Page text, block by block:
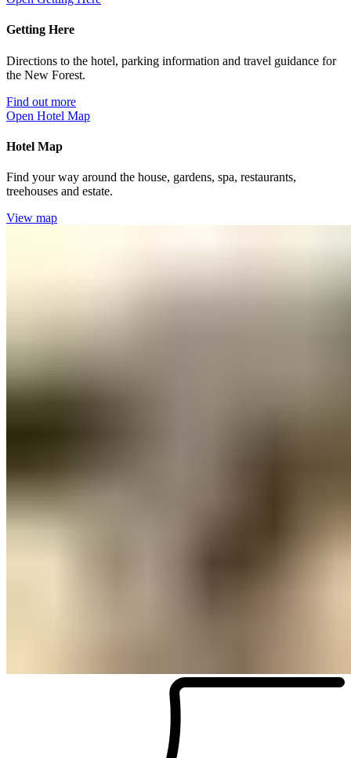
Getting Here​​​​‌ ‍ ​‍​‍‌‍ ‌ ​‍‌‍‍‌‌‍‌ ‌‍‍‌‌‍ ‍​‍​‍​ ‍‍​‍​‍‌ ​ ‌‍​‌‌‍ ‍‌‍‍‌‌ ‌​‌ ‍‌​‍ ‍‌‍‍‌‌‍ ​‍​‍​‍ ​​‍​‍‌‍‍​‌ ​‍‌‍‌‌‌‍‌‍​‍​‍​ ‍‍​‍​‍‌‍‍​‌ ‌​‌ ‌​‌ ​​‌ ​ ​ ‍‍​‍ ​‍ ‌‍ ​​‍ ‌‌‍​‌‌‍ ‍‌‍‌​​‍ ‌‌ ​‍​‍ ‌‌‍‍​‌‍ ‌ ‌​‌‍‌‌‌‍ ​‌ ​ ​‍ ‌‌ ​ ‌ ‌​‌ ‌‌‌‍‌​‌‍‍‌‌‍ ​‍ ‍‌ ‌‍‌‍‌‌‌ ​‍‌‍​ ‌‍‌‌‌‍ ​​‍ ‍‌‍​‌‌ ​​‌ ​​​‍ ‌‍‍‌‌‍ ‍‌ ‌​‌‍‌‌‌‍ ‍‌ ‌​​‍ ‌‍‌‌‌‍‌​‌‍‍‌‌ ‌​​‍ ‌‍ ‌‌‍ ‌‍‌​‌‍‌‌​ ‌‌ ​​‌ ​‍‌‍‌‌‌ ​ ‌‍‌‌‌‍ ‍‌ ‌​‌‍​‌‌ ‌​‌‍‍‌‌‍ ‌‍ ‍​ ‍ ‌‍‍‌‌‍‌​​ ‌​ ‌‌​ ‌ ​ ‌​​ ‍‌‌‍​ ‌‍‌‌‌‍​‍​ ‌ ​‍ ‌​ ​​​ ‍‌‌‍‌‍‌‍​ ​‍ ‌​ ‌​​ ​‍​ ‌‌​ ‌​​‍ ‌‌‍​‌​ ‌​​ ​ ​ ​‍​‍ ‌​ ‌​​ ​​​ ‌‌​ ‌‍‌‍​ ​ ‌ ​ ‌‌​ ‌ ‌‍​‌​ ‌‌‌‍​‌​ ‌ ​ ‍ ‌ ‌​‌ ‍‌‌ ​​‌‍‌‌​ ‌‌‍‍​‌‍ ‌ ‌​‌‍‌‌‌‍ ​‌‌​ ‌‍‍‌‌ ‌​‌‍‌‌‌‌​​‌‍​‌‌‍‌ ‌‍‌‌​ ‍ ‌ ​​‌‍​‌‌ ‌​‌‍‍​​ ‌‌ ​​‌‍​‌‌‍‌ ‌‍‌‌‌​​‍‌ ‌‌‌‍‍‌‌‍ ​‌‍‌​‌‍‌‌‌ ​‍​‍‌‌​ ‌‌‌​​‍‌‌ ‌‍‍ ‌‍‌‌‌ ‍‌​‍‌‌​ ​ ‌​‌​​‍‌‌​ ​ ‌​‌​​‍‌‌​ ​‍​ ​‍‌‍‌​‌‍‌‌​ ​​​ ​ ​ ​​‌‍‌‍‌‍​‌​ ​​‌‍​‍‌‍​‌‌‍​‍‌‍​‍​‍‌‌​ ​‍​ ​‍​‍‌‌​ ‌‌‌​‌​​‍ ‍‌‍​ ‌‍ ‌‍ ‍‌ ‌​‌‍‌‌‌‍ ‍‌ ‌​​‍‌‌​ ‌‌‌​​‍‌‌ ‌‍‍ ‌‍‌‌‌ ‍‌​‍‌‌​ ​ ‌​‌​​‍‌‌​ ​ ‌​‌​​‍‌‌​ ​‍​ ​‍​ ‍​‌‍‌‌‌‍‌​​ ‌‌​ ​​​ ‌‍‌‍‌​​ ​ ​ ​‍‌‍​ ​ ​​‌‍‌‍​‍‌‌​ ​‍​ ​‍​‍‌‌​ ‌‌‌​‌​​‍ ‍‌ ‌​‌‍‍‌‌ ‌​‌‍ ​‌‍‌‌​ ‌‍​‍‌‍​‌‌ ​ ‌‍‌‌‌‌‌‌‌ ​‍‌‍ ​​ ‌‌‍‍​‌ ‌​‌ ‌​‌ ​​‌ ​ ​‍‌‌​ ​ ‌​​‌​‍‌‌​ ​‍‌​‌‍​‍‌‌​ ​‍‌​‌‍‌‍ ​​‍ ‌‌‍​‌‌‍ ‍‌‍‌​​‍ ‌‌ ​‍​‍ ‌‌‍‍​‌‍ ‌ ‌​‌‍‌‌‌‍ ​‌ ​ ​‍ ‌‌ ​ ‌ ‌​‌ ‌‌‌‍‌​‌‍‍‌‌‍ ​‍ ‍‌ ‌‍‌‍‌‌‌ ​‍‌‍​ ‌‍‌‌‌‍ ​​‍ ‍‌‍​‌‌ ​​‌ ​​​‍‌‍‌‍‍‌‌‍‌​​ ‌​ ‌‌​ ‌ ​ ‌​​ ‍‌‌‍​ ‌‍‌‌‌‍​‍​ ‌ ​‍ ‌​ ​​​ ‍‌‌‍‌‍‌‍​ ​‍ ‌​ ‌​​ ​‍​ ‌‌​ ‌​​‍ ‌‌‍​‌​ ‌​​ ​ ​ ​‍​‍ ‌​ ‌​​ ​​​ ‌‌​ ‌‍‌‍​ ​ ‌ ​ ‌‌​ ‌ ‌‍​‌​ ‌‌‌‍​‌​ ‌ ​‍‌‍‌ ‌​‌ ‍‌‌ ​​‌‍‌‌​ ‌‌‍‍​‌‍ ‌ ‌​‌‍‌‌‌‍ ​‌‌​ ‌‍‍‌‌ ‌​‌‍‌‌‌‌​​‌‍​‌‌‍‌ ‌‍‌‌​‍‌‍‌ ​​‌‍​‌‌ ‌​‌‍‍​​ ‌‌ ​​‌‍​‌‌‍‌ ‌‍‌‌‌​​‍‌ ‌‌‌‍‍‌‌‍ ​‌‍‌​‌‍‌‌‌ ​‍​‍‌‌​ ‌‌‌​​‍‌‌ ‌‍‍ ‌‍‌‌‌ ‍‌​‍‌‌​ ​ ‌​‌​​‍‌‌​ ​ ‌​‌​​‍‌‌​ ​‍​ ​‍‌‍‌​‌‍‌‌​ ​​​ ​ ​ ​​‌‍‌‍‌‍​‌​ ​​‌‍​‍‌‍​‌‌‍​‍‌‍​‍​‍‌‌​ ​‍​ ​‍​‍‌‌​ ‌‌‌​‌​​‍ ‍‌‍​ ‌‍ ‌‍ ‍‌ ‌​‌‍‌‌‌‍ ‍‌ ‌​​‍‌‌​ ‌‌‌​​‍‌‌ ‌‍‍ ‌‍‌‌‌ ‍‌​‍‌‌​ ​ ‌​‌​​‍‌‌​ ​ ‌​‌​​‍‌‌​ ​‍​ ​‍​ ‍​‌‍‌‌‌‍‌​​ ‌‌​ ​​​ ‌‍‌‍‌​​ ​ ​ ​‍‌‍​ ​ ​​‌‍‌‍​‍‌‌​ ​‍​ ​‍​‍‌‌​ ‌‌‌​‌​​‍ ‍‌ ‌​‌‍‍‌‌ ‌​‌‍ ​‌‍‌‌​‍‌‍‌ ​​‌‍‌‌‌ ​‍‌ ​ ‌ ​​‌‍‌‌‌‍​ ‌ ‌​‌‍‍‌‌ ‌‍‌‍‌‌​ ‌‌ ​​‌ ‌‌‌‍​‍‌‍ ​‌‍‍‌‌ ​ ‌‍‍​‌‍‌‌‌‍‌​​‍​‍‌ ‌
Directions to the hotel, parking information and travel guidance for
the New Forest. ​​​​‌ ‍ ​‍​‍‌‍ ‌ ​‍‌‍‍‌‌‍‌ ‌‍‍‌‌‍ ‍​‍​‍​ ‍‍​‍​‍‌ ​ ‌‍​‌‌‍ ‍‌‍‍‌‌ ‌​‌ ‍‌​‍ ‍‌‍‍‌‌‍ ​‍​‍​‍ ​​‍​‍‌‍‍​‌ ​‍‌‍‌‌‌‍‌‍​‍​‍​ ‍‍​‍​‍‌‍‍​‌ ‌​‌ ‌​‌ ​​‌ ​ ​ ‍‍​‍ ​‍ ‌‍ ​​‍ ‌‌‍​‌‌‍ ‍‌‍‌​​‍ ‌‌ ​‍​‍ ‌‌‍‍​‌‍ ‌ ‌​‌‍‌‌‌‍ ​‌ ​ ​‍ ‌‌ ​ ‌ ‌​‌ ‌‌‌‍‌​‌‍‍‌‌‍ ​‍ ‍‌ ‌‍‌‍‌‌‌ ​‍‌‍​ ‌‍‌‌‌‍ ​​‍ ‍‌‍​‌‌ ​​‌ ​​​‍ ‌‍‍‌‌‍ ‍‌ ‌​‌‍‌‌‌‍ ‍‌ ‌​​‍ ‌‍‌‌‌‍‌​‌‍‍‌‌ ‌​​‍ ‌‍ ‌‌‍ ‌‍‌​‌‍‌‌​ ‌‌ ​​‌ ​‍‌‍‌‌‌ ​ ‌‍‌‌‌‍ ‍‌ ‌​‌‍​‌‌ ‌​‌‍‍‌‌‍ ‌‍ ‍​ ‍ ‌‍‍‌‌‍‌​​ ‌​ ‌‌​ ‌ ​ ‌​​ ‍‌‌‍​ ‌‍‌‌‌‍​‍​ ‌ ​‍ ‌​ ​​​ ‍‌‌‍‌‍‌‍​ ​‍ ‌​ ‌​​ ​‍​ ‌‌​ ‌​​‍ ‌‌‍​‌​ ‌​​ ​ ​ ​‍​‍ ‌​ ‌​​ ​​​ ‌‌​ ‌‍‌‍​ ​ ‌ ​ ‌‌​ ‌ ‌‍​‌​ ‌‌‌‍​‌​ ‌ ​ ‍ ‌ ‌​‌ ‍‌‌ ​​‌‍‌‌​ ‌‌‍‍​‌‍ ‌ ‌​‌‍‌‌‌‍ ​‌‌​ ‌‍‍‌‌ ‌​‌‍‌‌‌‌​​‌‍​‌‌‍‌ ‌‍‌‌​ ‍ ‌ ​​‌‍​‌‌ ‌​‌‍‍​​ ‌‌ ​​‌‍​‌‌‍‌ ‌‍‌‌‌​​‍‌ ‌‌‌‍‍‌‌‍ ​‌‍‌​‌‍‌‌‌ ​‍​‍‌‌​ ‌‌‌​​‍‌‌ ‌‍‍ ‌‍‌‌‌ ‍‌​‍‌‌​ ​ ‌​‌​​‍‌‌​ ​ ‌​‌​​‍‌‌​ ​‍​ ​‍‌‍‌​‌‍‌‌​ ​​​ ​ ​ ​​‌‍‌‍‌‍​‌​ ​​‌‍​‍‌‍​‌‌‍​‍‌‍​‍​‍‌‌​ ​‍​ ​‍​‍‌‌​ ‌‌‌​‌​​‍ ‍‌‍​ ‌‍ ‌‍ ‍‌ ‌​‌‍‌‌‌‍ ‍‌ ‌​​‍‌‌​ ‌‌‌​​‍‌‌ ‌‍‍ ‌‍‌‌‌ ‍‌​‍‌‌​ ​ ‌​‌​​‍‌‌​ ​ ‌​‌​​‍‌‌​ ​‍​ ​‍​ ‍​‌‍‌‌‌‍‌​​ ‌‌​ ​​​ ‌‍‌‍‌​​ ​ ​ ​‍‌‍​ ​ ​​‌‍‌‍​‍‌‌​ ​‍​ ​‍​‍‌‌​ ‌‌‌​‌​​‍ ‍‌‍‌‌‌ ‍​‌‍​ ‌‍‌‌‌ ​‍‌ ​​‌ ‌​​ ‌‍​‍‌‍​‌‌ ​ ‌‍‌‌‌‌‌‌‌ ​‍‌‍ ​​ ‌‌‍‍​‌ ‌​‌ ‌​‌ ​​‌ ​ ​‍‌‌​ ​ ‌​​‌​‍‌‌​ ​‍‌​‌‍​‍‌‌​ ​‍‌​‌‍‌‍ ​​‍ ‌‌‍​‌‌‍ ‍‌‍‌​​‍ ‌‌ ​‍​‍ ‌‌‍‍​‌‍ ‌ ‌​‌‍‌‌‌‍ ​‌ ​ ​‍ ‌‌ ​ ‌ ‌​‌ ‌‌‌‍‌​‌‍‍‌‌‍ ​‍ ‍‌ ‌‍‌‍‌‌‌ ​‍‌‍​ ‌‍‌‌‌‍ ​​‍ ‍‌‍​‌‌ ​​‌ ​​​‍‌‍‌‍‍‌‌‍‌​​ ‌​ ‌‌​ ‌ ​ ‌​​ ‍‌‌‍​ ‌‍‌‌‌‍​‍​ ‌ ​‍ ‌​ ​​​ ‍‌‌‍‌‍‌‍​ ​‍ ‌​ ‌​​ ​‍​ ‌‌​ ‌​​‍ ‌‌‍​‌​ ‌​​ ​ ​ ​‍​‍ ‌​ ‌​​ ​​​ ‌‌​ ‌‍‌‍​ ​ ‌ ​ ‌‌​ ‌ ‌‍​‌​ ‌‌‌‍​‌​ ‌ ​‍‌‍‌ ‌​‌ ‍‌‌ ​​‌‍‌‌​ ‌‌‍‍​‌‍ ‌ ‌​‌‍‌‌‌‍ ​‌‌​ ‌‍‍‌‌ ‌​‌‍‌‌‌‌​​‌‍​‌‌‍‌ ‌‍‌‌​‍‌‍‌ ​​‌‍​‌‌ ‌​‌‍‍​​ ‌‌ ​​‌‍​‌‌‍‌ ‌‍‌‌‌​​‍‌ ‌‌‌‍‍‌‌‍ ​‌‍‌​‌‍‌‌‌ ​‍​‍‌‌​ ‌‌‌​​‍‌‌ ‌‍‍ ‌‍‌‌‌ ‍‌​‍‌‌​ ​ ‌​‌​​‍‌‌​ ​ ‌​‌​​‍‌‌​ ​‍​ ​‍‌‍‌​‌‍‌‌​ ​​​ ​ ​ ​​‌‍‌‍‌‍​‌​ ​​‌‍​‍‌‍​‌‌‍​‍‌‍​‍​‍‌‌​ ​‍​ ​‍​‍‌‌​ ‌‌‌​‌​​‍ ‍‌‍​ ‌‍ ‌‍ ‍‌ ‌​‌‍‌‌‌‍ ‍‌ ‌​​‍‌‌​ ‌‌‌​​‍‌‌ ‌‍‍ ‌‍‌‌‌ ‍‌​‍‌‌​ ​ ‌​‌​​‍‌‌​ ​ ‌​‌​​‍‌‌​ ​‍​ ​‍​ ‍​‌‍‌‌‌‍‌​​ ‌‌​ ​​​ ‌‍‌‍‌​​ ​ ​ ​‍‌‍​ ​ ​​‌‍‌‍​‍‌‌​ ​‍​ ​‍​‍‌‌​ ‌‌‌​‌​​‍ ‍‌‍‌‌‌ ‍​‌‍​ ‌‍‌‌‌ ​‍‌ ​​‌ ‌​​‍‌‍‌ ​​‌‍‌‌‌ ​‍‌ ​ ‌ ​​‌‍‌‌‌‍​ ‌ ‌​‌‍‍‌‌ ‌‍‌‍‌‌​ ‌‌ ​​‌ ‌‌‌‍​‍‌‍ ​‌‍‍‌‌ ​ ‌‍‍​‌‍‌‌‌‍‌​​‍​‍‌ ‌
Find out more​​​​‌ ‍ ​‍​‍‌‍ ‌ ​‍‌‍‍‌‌‍‌ ‌‍‍‌‌‍ ‍​‍​‍​ ‍‍​‍​‍‌ ​ ‌‍​‌‌‍ ‍‌‍‍‌‌ ‌​‌ ‍‌​‍ ‍‌‍‍‌‌‍ ​‍​‍​‍ ​​‍​‍‌‍‍​‌ ​‍‌‍‌‌‌‍‌‍​‍​‍​ ‍‍​‍​‍‌‍‍​‌ ‌​‌ ‌​‌ ​​‌ ​ ​ ‍‍​‍ ​‍ ‌‍ ​​‍ ‌‌‍​‌‌‍ ‍‌‍‌​​‍ ‌‌ ​‍​‍ ‌‌‍‍​‌‍ ‌ ‌​‌‍‌‌‌‍ ​‌ ​ ​‍ ‌‌ ​ ‌ ‌​‌ ‌‌‌‍‌​‌‍‍‌‌‍ ​‍ ‍‌ ‌‍‌‍‌‌‌ ​‍‌‍​ ‌‍‌‌‌‍ ​​‍ ‍‌‍​‌‌ ​​‌ ​​​‍ ‌‍‍‌‌‍ ‍‌ ‌​‌‍‌‌‌‍ ‍‌ ‌​​‍ ‌‍‌‌‌‍‌​‌‍‍‌‌ ‌​​‍ ‌‍ ‌‌‍ ‌‍‌​‌‍‌‌​ ‌‌ ​​‌ ​‍‌‍‌‌‌ ​ ‌‍‌‌‌‍ ‍‌ ‌​‌‍​‌‌ ‌​‌‍‍‌‌‍ ‌‍ ‍​ ‍ ‌‍‍‌‌‍‌​​ ‌​ ‌‌​ ‌ ​ ‌​​ ‍‌‌‍​ ‌‍‌‌‌‍​‍​ ‌ ​‍ ‌​ ​​​ ‍‌‌‍‌‍‌‍​ ​‍ ‌​ ‌​​ ​‍​ ‌‌​ ‌​​‍ ‌‌‍​‌​ ‌​​ ​ ​ ​‍​‍ ‌​ ‌​​ ​​​ ‌‌​ ‌‍‌‍​ ​ ‌ ​ ‌‌​ ‌ ‌‍​‌​ ‌‌‌‍​‌​ ‌ ​ ‍ ‌ ‌​‌ ‍‌‌ ​​‌‍‌‌​ ‌‌‍‍​‌‍ ‌ ‌​‌‍‌‌‌‍ ​‌‌​ ‌‍‍‌‌ ‌​‌‍‌‌‌‌​​‌‍​‌‌‍‌ ‌‍‌‌​ ‍ ‌ ​​‌‍​‌‌ ‌​‌‍‍​​ ‌‌ ​​‌‍​‌‌‍‌ ‌‍‌‌‌​​‍‌ ‌‌‌‍‍‌‌‍ ​‌‍‌​‌‍‌‌‌ ​‍​‍‌‌​ ‌‌‌​​‍‌‌ ‌‍‍ ‌‍‌‌‌ ‍‌​‍‌‌​ ​ ‌​‌​​‍‌‌​ ​ ‌​‌​​‍‌‌​ ​‍​ ​‍‌‍‌​‌‍‌‌​ ​​​ ​ ​ ​​‌‍‌‍‌‍​‌​ ​​‌‍​‍‌‍​‌‌‍​‍‌‍​‍​‍‌‌​ ​‍​ ​‍​‍‌‌​ ‌‌‌​‌​​‍ ‍‌‍​ ‌‍ ‌‍ ‍‌ ‌​‌‍‌‌‌‍ ‍‌ ‌​​‍‌‌​ ‌‌‌​​‍‌‌ ‌‍‍ ‌‍‌‌‌ ‍‌​‍‌‌​ ​ ‌​‌​​‍‌‌​ ​ ‌​‌​​‍‌‌​ ​‍​ ​‍​ ‍​‌‍‌‌‌‍‌​​ ‌‌​ ​​​ ‌‍‌‍‌​​ ​ ​ ​‍‌‍​ ​ ​​‌‍‌‍​‍‌‌​ ​‍​ ​‍​‍‌‌​ ‌‌‌​‌​​‍ ‍‌ ​ ‌‍‌‌‌‍​ ‌‍ ‌‍ ‍‌‍‌​‌‍​‌‌ ​‍‌ ‍‌‌​​ ‌ ‌​‌‍​‌​‍ ‍‌‍ ​‌‍​‌‌‍​‍‌‍‌‌‌‍ ​​ ‌‍​‍‌‍​‌‌ ​ ‌‍‌‌‌‌‌‌‌ ​‍‌‍ ​​ ‌‌‍‍​‌ ‌​‌ ‌​‌ ​​‌ ​ ​‍‌‌​ ​ ‌​​‌​‍‌‌​ ​‍‌​‌‍​‍‌‌​ ​‍‌​‌‍‌‍ ​​‍ ‌‌‍​‌‌‍ ‍‌‍‌​​‍ ‌‌ ​‍​‍ ‌‌‍‍​‌‍ ‌ ‌​‌‍‌‌‌‍ ​‌ ​ ​‍ ‌‌ ​ ‌ ‌​‌ ‌‌‌‍‌​‌‍‍‌‌‍ ​‍ ‍‌ ‌‍‌‍‌‌‌ ​‍‌‍​ ‌‍‌‌‌‍ ​​‍ ‍‌‍​‌‌ ​​‌ ​​​‍‌‍‌‍‍‌‌‍‌​​ ‌​ ‌‌​ ‌ ​ ‌​​ ‍‌‌‍​ ‌‍‌‌‌‍​‍​ ‌ ​‍ ‌​ ​​​ ‍‌‌‍‌‍‌‍​ ​‍ ‌​ ‌​​ ​‍​ ‌‌​ ‌​​‍ ‌‌‍​‌​ ‌​​ ​ ​ ​‍​‍ ‌​ ‌​​ ​​​ ‌‌​ ‌‍‌‍​ ​ ‌ ​ ‌‌​ ‌ ‌‍​‌​ ‌‌‌‍​‌​ ‌ ​‍‌‍‌ ‌​‌ ‍‌‌ ​​‌‍‌‌​ ‌‌‍‍​‌‍ ‌ ‌​‌‍‌‌‌‍ ​‌‌​ ‌‍‍‌‌ ‌​‌‍‌‌‌‌​​‌‍​‌‌‍‌ ‌‍‌‌​‍‌‍‌ ​​‌‍​‌‌ ‌​‌‍‍​​ ‌‌ ​​‌‍​‌‌‍‌ ‌‍‌‌‌​​‍‌ ‌‌‌‍‍‌‌‍ ​‌‍‌​‌‍‌‌‌ ​‍​‍‌‌​ ‌‌‌​​‍‌‌ ‌‍‍ ‌‍‌‌‌ ‍‌​‍‌‌​ ​ ‌​‌​​‍‌‌​ ​ ‌​‌​​‍‌‌​ ​‍​ ​‍‌‍‌​‌‍‌‌​ ​​​ ​ ​ ​​‌‍‌‍‌‍​‌​ ​​‌‍​‍‌‍​‌‌‍​‍‌‍​‍​‍‌‌​ ​‍​ ​‍​‍‌‌​ ‌‌‌​‌​​‍ ‍‌‍​ ‌‍ ‌‍ ‍‌ ‌​‌‍‌‌‌‍ ‍‌ ‌​​‍‌‌​ ‌‌‌​​‍‌‌ ‌‍‍ ‌‍‌‌‌ ‍‌​‍‌‌​ ​ ‌​‌​​‍‌‌​ ​ ‌​‌​​‍‌‌​ ​‍​ ​‍​ ‍​‌‍‌‌‌‍‌​​ ‌‌​ ​​​ ‌‍‌‍‌​​ ​ ​ ​‍‌‍​ ​ ​​‌‍‌‍​‍‌‌​ ​‍​ ​‍​‍‌‌​ ‌‌‌​‌​​‍ ‍‌ ​ ‌‍‌‌‌‍​ ‌‍ ‌‍ ‍‌‍‌​‌‍​‌‌ ​‍‌ ‍‌‌​​ ‌ ‌​‌‍​‌​‍ ‍‌‍ ​‌‍​‌‌‍​‍‌‍‌‌‌‍ ​​‍‌‍‌ ​​‌‍‌‌‌ ​‍‌ ​ ‌ ​​‌‍‌‌‌‍​ ‌ ‌​‌‍‍‌‌ ‌‍‌‍‌‌​ ‌‌ ​​‌ ‌‌‌‍​‍‌‍ ​‌‍‍‌‌ ​ ‌‍‍​‌‍‌‌‌‍‌​​‍​‍‌ ‌
Open Hotel Map​​​​‌ ‍ ​‍​‍‌‍ ‌ ​‍‌‍‍‌‌‍‌ ‌‍‍‌‌‍ ‍​‍​‍​ ‍‍​‍​‍‌ ​ ‌‍​‌‌‍ ‍‌‍‍‌‌ ‌​‌ ‍‌​‍ ‍‌‍‍‌‌‍ ​‍​‍​‍ ​​‍​‍‌‍‍​‌ ​‍‌‍‌‌‌‍‌‍​‍​‍​ ‍‍​‍​‍‌‍‍​‌ ‌​‌ ‌​‌ ​​‌ ​ ​ ‍‍​‍ ​‍ ‌‍ ​​‍ ‌‌‍​‌‌‍ ‍‌‍‌​​‍ ‌‌ ​‍​‍ ‌‌‍‍​‌‍ ‌ ‌​‌‍‌‌‌‍ ​‌ ​ ​‍ ‌‌ ​ ‌ ‌​‌ ‌‌‌‍‌​‌‍‍‌‌‍ ​‍ ‍‌ ‌‍‌‍‌‌‌ ​‍‌‍​ ‌‍‌‌‌‍ ​​‍ ‍‌‍​‌‌ ​​‌ ​​​‍ ‌‍‍‌‌‍ ‍‌ ‌​‌‍‌‌‌‍ ‍‌ ‌​​‍ ‌‍‌‌‌‍‌​‌‍‍‌‌ ‌​​‍ ‌‍ ‌‌‍ ‌‍‌​‌‍‌‌​ ‌‌ ​​‌ ​‍‌‍‌‌‌ ​ ‌‍‌‌‌‍ ‍‌ ‌​‌‍​‌‌ ‌​‌‍‍‌‌‍ ‌‍ ‍​ ‍ ‌‍‍‌‌‍‌​​ ‌​ ‌‌​ ‌ ​ ‌​​ ‍‌‌‍​ ‌‍‌‌‌‍​‍​ ‌ ​‍ ‌​ ​​​ ‍‌‌‍‌‍‌‍​ ​‍ ‌​ ‌​​ ​‍​ ‌‌​ ‌​​‍ ‌‌‍​‌​ ‌​​ ​ ​ ​‍​‍ ‌​ ‌​​ ​​​ ‌‌​ ‌‍‌‍​ ​ ‌ ​ ‌‌​ ‌ ‌‍​‌​ ‌‌‌‍​‌​ ‌ ​ ‍ ‌ ‌​‌ ‍‌‌ ​​‌‍‌‌​ ‌‌‍‍​‌‍ ‌ ‌​‌‍‌‌‌‍ ​‌‌​ ‌‍‍‌‌ ‌​‌‍‌‌‌‌​​‌‍​‌‌‍‌ ‌‍‌‌​ ‍ ‌ ​​‌‍​‌‌ ‌​‌‍‍​​ ‌‌ ​​‌‍​‌‌‍‌ ‌‍‌‌‌​​‍‌ ‌‌‌‍‍‌‌‍ ​‌‍‌​‌‍‌‌‌ ​‍​‍‌‌​ ‌‌‌​​‍‌‌ ‌‍‍ ‌‍‌‌‌ ‍‌​‍‌‌​ ​ ‌​‌​​‍‌‌​ ​ ‌​‌​​‍‌‌​ ​‍​ ​‍‌‍‌​‌‍‌‌​ ​​​ ​ ​ ​​‌‍‌‍‌‍​‌​ ​​‌‍​‍‌‍​‌‌‍​‍‌‍​‍​‍‌‌​ ​‍​ ​‍​‍‌‌​ ‌‌‌​‌​​‍ ‍‌‍​ ‌‍ ‌‍ ‍‌ ‌​‌‍‌‌‌‍ ‍‌ ‌​​‍‌‌​ ‌‌‌​​‍‌‌ ‌‍‍ ‌‍‌‌‌ ‍‌​‍‌‌​ ​ ‌​‌​​‍‌‌​ ​ ‌​‌​​‍‌‌​ ​‍​ ​‍‌‍‌‍​ ‍​‌‍‌‍​ ‍‌​ ‌‍​ ‌​‌‍​ ‌‍​‌‌‍​ ‌‍​‌​ ‌‌​ ‍‌​‍‌‌​ ​‍​ ​‍​‍‌‌​ ‌‌‌​‌​​‍ ‍‌ ‌​‌‍‍‌‌ ‌​‌‍ ​‌‍‌‌​ ‌‍​‍‌‍​‌‌ ​ ‌‍‌‌‌‌‌‌‌ ​‍‌‍ ​​ ‌‌‍‍​‌ ‌​‌ ‌​‌ ​​‌ ​ ​‍‌‌​ ​ ‌​​‌​‍‌‌​ ​‍‌​‌‍​‍‌‌​ ​‍‌​‌‍‌‍ ​​‍ ‌‌‍​‌‌‍ ‍‌‍‌​​‍ ‌‌ ​‍​‍ ‌‌‍‍​‌‍ ‌ ‌​‌‍‌‌‌‍ ​‌ ​ ​‍ ‌‌ ​ ‌ ‌​‌ ‌‌‌‍‌​‌‍‍‌‌‍ ​‍ ‍‌ ‌‍‌‍‌‌‌ ​‍‌‍​ ‌‍‌‌‌‍ ​​‍ ‍‌‍​‌‌ ​​‌ ​​​‍‌‍‌‍‍‌‌‍‌​​ ‌​ ‌‌​ ‌ ​ ‌​​ ‍‌‌‍​ ‌‍‌‌‌‍​‍​ ‌ ​‍ ‌​ ​​​ ‍‌‌‍‌‍‌‍​ ​‍ ‌​ ‌​​ ​‍​ ‌‌​ ‌​​‍ ‌‌‍​‌​ ‌​​ ​ ​ ​‍​‍ ‌​ ‌​​ ​​​ ‌‌​ ‌‍‌‍​ ​ ‌ ​ ‌‌​ ‌ ‌‍​‌​ ‌‌‌‍​‌​ ‌ ​‍‌‍‌ ‌​‌ ‍‌‌ ​​‌‍‌‌​ ‌‌‍‍​‌‍ ‌ ‌​‌‍‌‌‌‍ ​‌‌​ ‌‍‍‌‌ ‌​‌‍‌‌‌‌​​‌‍​‌‌‍‌ ‌‍‌‌​‍‌‍‌ ​​‌‍​‌‌ ‌​‌‍‍​​ ‌‌ ​​‌‍​‌‌‍‌ ‌‍‌‌‌​​‍‌ ‌‌‌‍‍‌‌‍ ​‌‍‌​‌‍‌‌‌ ​‍​‍‌‌​ ‌‌‌​​‍‌‌ ‌‍‍ ‌‍‌‌‌ ‍‌​‍‌‌​ ​ ‌​‌​​‍‌‌​ ​ ‌​‌​​‍‌‌​ ​‍​ ​‍‌‍‌​‌‍‌‌​ ​​​ ​ ​ ​​‌‍‌‍‌‍​‌​ ​​‌‍​‍‌‍​‌‌‍​‍‌‍​‍​‍‌‌​ ​‍​ ​‍​‍‌‌​ ‌‌‌​‌​​‍ ‍‌‍​ ‌‍ ‌‍ ‍‌ ‌​‌‍‌‌‌‍ ‍‌ ‌​​‍‌‌​ ‌‌‌​​‍‌‌ ‌‍‍ ‌‍‌‌‌ ‍‌​‍‌‌​ ​ ‌​‌​​‍‌‌​ ​ ‌​‌​​‍‌‌​ ​‍​ ​‍‌‍‌‍​ ‍​‌‍‌‍​ ‍‌​ ‌‍​ ‌​‌‍​ ‌‍​‌‌‍​ ‌‍​‌​ ‌‌​ ‍‌​‍‌‌​ ​‍​ ​‍​‍‌‌​ ‌‌‌​‌​​‍ ‍‌ ‌​‌‍‍‌‌ ‌​‌‍ ​‌‍‌‌​‍‌‍‌ ​​‌‍‌‌‌ ​‍‌ ​ ‌ ​​‌‍‌‌‌‍​ ‌ ‌​‌‍‍‌‌ ‌‍‌‍‌‌​ ‌‌ ​​‌ ‌‌‌‍​‍‌‍ ​‌‍‍‌‌ ​ ‌‍‍​‌‍‌‌‌‍‌​​‍​‍‌ ‌
Hotel Map​​​​‌ ‍ ​‍​‍‌‍ ‌ ​‍‌‍‍‌‌‍‌ ‌‍‍‌‌‍ ‍​‍​‍​ ‍‍​‍​‍‌ ​ ‌‍​‌‌‍ ‍‌‍‍‌‌ ‌​‌ ‍‌​‍ ‍‌‍‍‌‌‍ ​‍​‍​‍ ​​‍​‍‌‍‍​‌ ​‍‌‍‌‌‌‍‌‍​‍​‍​ ‍‍​‍​‍‌‍‍​‌ ‌​‌ ‌​‌ ​​‌ ​ ​ ‍‍​‍ ​‍ ‌‍ ​​‍ ‌‌‍​‌‌‍ ‍‌‍‌​​‍ ‌‌ ​‍​‍ ‌‌‍‍​‌‍ ‌ ‌​‌‍‌‌‌‍ ​‌ ​ ​‍ ‌‌ ​ ‌ ‌​‌ ‌‌‌‍‌​‌‍‍‌‌‍ ​‍ ‍‌ ‌‍‌‍‌‌‌ ​‍‌‍​ ‌‍‌‌‌‍ ​​‍ ‍‌‍​‌‌ ​​‌ ​​​‍ ‌‍‍‌‌‍ ‍‌ ‌​‌‍‌‌‌‍ ‍‌ ‌​​‍ ‌‍‌‌‌‍‌​‌‍‍‌‌ ‌​​‍ ‌‍ ‌‌‍ ‌‍‌​‌‍‌‌​ ‌‌ ​​‌ ​‍‌‍‌‌‌ ​ ‌‍‌‌‌‍ ‍‌ ‌​‌‍​‌‌ ‌​‌‍‍‌‌‍ ‌‍ ‍​ ‍ ‌‍‍‌‌‍‌​​ ‌​ ‌‌​ ‌ ​ ‌​​ ‍‌‌‍​ ‌‍‌‌‌‍​‍​ ‌ ​‍ ‌​ ​​​ ‍‌‌‍‌‍‌‍​ ​‍ ‌​ ‌​​ ​‍​ ‌‌​ ‌​​‍ ‌‌‍​‌​ ‌​​ ​ ​ ​‍​‍ ‌​ ‌​​ ​​​ ‌‌​ ‌‍‌‍​ ​ ‌ ​ ‌‌​ ‌ ‌‍​‌​ ‌‌‌‍​‌​ ‌ ​ ‍ ‌ ‌​‌ ‍‌‌ ​​‌‍‌‌​ ‌‌‍‍​‌‍ ‌ ‌​‌‍‌‌‌‍ ​‌‌​ ‌‍‍‌‌ ‌​‌‍‌‌‌‌​​‌‍​‌‌‍‌ ‌‍‌‌​ ‍ ‌ ​​‌‍​‌‌ ‌​‌‍‍​​ ‌‌ ​​‌‍​‌‌‍‌ ‌‍‌‌‌​​‍‌ ‌‌‌‍‍‌‌‍ ​‌‍‌​‌‍‌‌‌ ​‍​‍‌‌​ ‌‌‌​​‍‌‌ ‌‍‍ ‌‍‌‌‌ ‍‌​‍‌‌​ ​ ‌​‌​​‍‌‌​ ​ ‌​‌​​‍‌‌​ ​‍​ ​‍‌‍‌​‌‍‌‌​ ​​​ ​ ​ ​​‌‍‌‍‌‍​‌​ ​​‌‍​‍‌‍​‌‌‍​‍‌‍​‍​‍‌‌​ ​‍​ ​‍​‍‌‌​ ‌‌‌​‌​​‍ ‍‌‍​ ‌‍ ‌‍ ‍‌ ‌​‌‍‌‌‌‍ ‍‌ ‌​​‍‌‌​ ‌‌‌​​‍‌‌ ‌‍‍ ‌‍‌‌‌ ‍‌​‍‌‌​ ​ ‌​‌​​‍‌‌​ ​ ‌​‌​​‍‌‌​ ​‍​ ​‍‌‍‌‍​ ‍​‌‍‌‍​ ‍‌​ ‌‍​ ‌​‌‍​ ‌‍​‌‌‍​ ‌‍​‌​ ‌‌​ ‍‌​‍‌‌​ ​‍​ ​‍​‍‌‌​ ‌‌‌​‌​​‍ ‍‌ ‌​‌‍‍‌‌ ‌​‌‍ ​‌‍‌‌​ ‌‍​‍‌‍​‌‌ ​ ‌‍‌‌‌‌‌‌‌ ​‍‌‍ ​​ ‌‌‍‍​‌ ‌​‌ ‌​‌ ​​‌ ​ ​‍‌‌​ ​ ‌​​‌​‍‌‌​ ​‍‌​‌‍​‍‌‌​ ​‍‌​‌‍‌‍ ​​‍ ‌‌‍​‌‌‍ ‍‌‍‌​​‍ ‌‌ ​‍​‍ ‌‌‍‍​‌‍ ‌ ‌​‌‍‌‌‌‍ ​‌ ​ ​‍ ‌‌ ​ ‌ ‌​‌ ‌‌‌‍‌​‌‍‍‌‌‍ ​‍ ‍‌ ‌‍‌‍‌‌‌ ​‍‌‍​ ‌‍‌‌‌‍ ​​‍ ‍‌‍​‌‌ ​​‌ ​​​‍‌‍‌‍‍‌‌‍‌​​ ‌​ ‌‌​ ‌ ​ ‌​​ ‍‌‌‍​ ‌‍‌‌‌‍​‍​ ‌ ​‍ ‌​ ​​​ ‍‌‌‍‌‍‌‍​ ​‍ ‌​ ‌​​ ​‍​ ‌‌​ ‌​​‍ ‌‌‍​‌​ ‌​​ ​ ​ ​‍​‍ ‌​ ‌​​ ​​​ ‌‌​ ‌‍‌‍​ ​ ‌ ​ ‌‌​ ‌ ‌‍​‌​ ‌‌‌‍​‌​ ‌ ​‍‌‍‌ ‌​‌ ‍‌‌ ​​‌‍‌‌​ ‌‌‍‍​‌‍ ‌ ‌​‌‍‌‌‌‍ ​‌‌​ ‌‍‍‌‌ ‌​‌‍‌‌‌‌​​‌‍​‌‌‍‌ ‌‍‌‌​‍‌‍‌ ​​‌‍​‌‌ ‌​‌‍‍​​ ‌‌ ​​‌‍​‌‌‍‌ ‌‍‌‌‌​​‍‌ ‌‌‌‍‍‌‌‍ ​‌‍‌​‌‍‌‌‌ ​‍​‍‌‌​ ‌‌‌​​‍‌‌ ‌‍‍ ‌‍‌‌‌ ‍‌​‍‌‌​ ​ ‌​‌​​‍‌‌​ ​ ‌​‌​​‍‌‌​ ​‍​ ​‍‌‍‌​‌‍‌‌​ ​​​ ​ ​ ​​‌‍‌‍‌‍​‌​ ​​‌‍​‍‌‍​‌‌‍​‍‌‍​‍​‍‌‌​ ​‍​ ​‍​‍‌‌​ ‌‌‌​‌​​‍ ‍‌‍​ ‌‍ ‌‍ ‍‌ ‌​‌‍‌‌‌‍ ‍‌ ‌​​‍‌‌​ ‌‌‌​​‍‌‌ ‌‍‍ ‌‍‌‌‌ ‍‌​‍‌‌​ ​ ‌​‌​​‍‌‌​ ​ ‌​‌​​‍‌‌​ ​‍​ ​‍‌‍‌‍​ ‍​‌‍‌‍​ ‍‌​ ‌‍​ ‌​‌‍​ ‌‍​‌‌‍​ ‌‍​‌​ ‌‌​ ‍‌​‍‌‌​ ​‍​ ​‍​‍‌‌​ ‌‌‌​‌​​‍ ‍‌ ‌​‌‍‍‌‌ ‌​‌‍ ​‌‍‌‌​‍‌‍‌ ​​‌‍‌‌‌ ​‍‌ ​ ‌ ​​‌‍‌‌‌‍​ ‌ ‌​‌‍‍‌‌ ‌‍‌‍‌‌​ ‌‌ ​​‌ ‌‌‌‍​‍‌‍ ​‌‍‍‌‌ ​ ‌‍‍​‌‍‌‌‌‍‌​​‍​‍‌ ‌
Find your way around the house, gardens, spa, restaurants,
treehouses and estate.​​​​‌ ‍ ​‍​‍‌‍ ‌ ​‍‌‍‍‌‌‍‌ ‌‍‍‌‌‍ ‍​‍​‍​ ‍‍​‍​‍‌ ​ ‌‍​‌‌‍ ‍‌‍‍‌‌ ‌​‌ ‍‌​‍ ‍‌‍‍‌‌‍ ​‍​‍​‍ ​​‍​‍‌‍‍​‌ ​‍‌‍‌‌‌‍‌‍​‍​‍​ ‍‍​‍​‍‌‍‍​‌ ‌​‌ ‌​‌ ​​‌ ​ ​ ‍‍​‍ ​‍ ‌‍ ​​‍ ‌‌‍​‌‌‍ ‍‌‍‌​​‍ ‌‌ ​‍​‍ ‌‌‍‍​‌‍ ‌ ‌​‌‍‌‌‌‍ ​‌ ​ ​‍ ‌‌ ​ ‌ ‌​‌ ‌‌‌‍‌​‌‍‍‌‌‍ ​‍ ‍‌ ‌‍‌‍‌‌‌ ​‍‌‍​ ‌‍‌‌‌‍ ​​‍ ‍‌‍​‌‌ ​​‌ ​​​‍ ‌‍‍‌‌‍ ‍‌ ‌​‌‍‌‌‌‍ ‍‌ ‌​​‍ ‌‍‌‌‌‍‌​‌‍‍‌‌ ‌​​‍ ‌‍ ‌‌‍ ‌‍‌​‌‍‌‌​ ‌‌ ​​‌ ​‍‌‍‌‌‌ ​ ‌‍‌‌‌‍ ‍‌ ‌​‌‍​‌‌ ‌​‌‍‍‌‌‍ ‌‍ ‍​ ‍ ‌‍‍‌‌‍‌​​ ‌​ ‌‌​ ‌ ​ ‌​​ ‍‌‌‍​ ‌‍‌‌‌‍​‍​ ‌ ​‍ ‌​ ​​​ ‍‌‌‍‌‍‌‍​ ​‍ ‌​ ‌​​ ​‍​ ‌‌​ ‌​​‍ ‌‌‍​‌​ ‌​​ ​ ​ ​‍​‍ ‌​ ‌​​ ​​​ ‌‌​ ‌‍‌‍​ ​ ‌ ​ ‌‌​ ‌ ‌‍​‌​ ‌‌‌‍​‌​ ‌ ​ ‍ ‌ ‌​‌ ‍‌‌ ​​‌‍‌‌​ ‌‌‍‍​‌‍ ‌ ‌​‌‍‌‌‌‍ ​‌‌​ ‌‍‍‌‌ ‌​‌‍‌‌‌‌​​‌‍​‌‌‍‌ ‌‍‌‌​ ‍ ‌ ​​‌‍​‌‌ ‌​‌‍‍​​ ‌‌ ​​‌‍​‌‌‍‌ ‌‍‌‌‌​​‍‌ ‌‌‌‍‍‌‌‍ ​‌‍‌​‌‍‌‌‌ ​‍​‍‌‌​ ‌‌‌​​‍‌‌ ‌‍‍ ‌‍‌‌‌ ‍‌​‍‌‌​ ​ ‌​‌​​‍‌‌​ ​ ‌​‌​​‍‌‌​ ​‍​ ​‍‌‍‌​‌‍‌‌​ ​​​ ​ ​ ​​‌‍‌‍‌‍​‌​ ​​‌‍​‍‌‍​‌‌‍​‍‌‍​‍​‍‌‌​ ​‍​ ​‍​‍‌‌​ ‌‌‌​‌​​‍ ‍‌‍​ ‌‍ ‌‍ ‍‌ ‌​‌‍‌‌‌‍ ‍‌ ‌​​‍‌‌​ ‌‌‌​​‍‌‌ ‌‍‍ ‌‍‌‌‌ ‍‌​‍‌‌​ ​ ‌​‌​​‍‌‌​ ​ ‌​‌​​‍‌‌​ ​‍​ ​‍‌‍‌‍​ ‍​‌‍‌‍​ ‍‌​ ‌‍​ ‌​‌‍​ ‌‍​‌‌‍​ ‌‍​‌​ ‌‌​ ‍‌​‍‌‌​ ​‍​ ​‍​‍‌‌​ ‌‌‌​‌​​‍ ‍‌‍‌‌‌ ‍​‌‍​ ‌‍‌‌‌ ​‍‌ ​​‌ ‌​​ ‌‍​‍‌‍​‌‌ ​ ‌‍‌‌‌‌‌‌‌ ​‍‌‍ ​​ ‌‌‍‍​‌ ‌​‌ ‌​‌ ​​‌ ​ ​‍‌‌​ ​ ‌​​‌​‍‌‌​ ​‍‌​‌‍​‍‌‌​ ​‍‌​‌‍‌‍ ​​‍ ‌‌‍​‌‌‍ ‍‌‍‌​​‍ ‌‌ ​‍​‍ ‌‌‍‍​‌‍ ‌ ‌​‌‍‌‌‌‍ ​‌ ​ ​‍ ‌‌ ​ ‌ ‌​‌ ‌‌‌‍‌​‌‍‍‌‌‍ ​‍ ‍‌ ‌‍‌‍‌‌‌ ​‍‌‍​ ‌‍‌‌‌‍ ​​‍ ‍‌‍​‌‌ ​​‌ ​​​‍‌‍‌‍‍‌‌‍‌​​ ‌​ ‌‌​ ‌ ​ ‌​​ ‍‌‌‍​ ‌‍‌‌‌‍​‍​ ‌ ​‍ ‌​ ​​​ ‍‌‌‍‌‍‌‍​ ​‍ ‌​ ‌​​ ​‍​ ‌‌​ ‌​​‍ ‌‌‍​‌​ ‌​​ ​ ​ ​‍​‍ ‌​ ‌​​ ​​​ ‌‌​ ‌‍‌‍​ ​ ‌ ​ ‌‌​ ‌ ‌‍​‌​ ‌‌‌‍​‌​ ‌ ​‍‌‍‌ ‌​‌ ‍‌‌ ​​‌‍‌‌​ ‌‌‍‍​‌‍ ‌ ‌​‌‍‌‌‌‍ ​‌‌​ ‌‍‍‌‌ ‌​‌‍‌‌‌‌​​‌‍​‌‌‍‌ ‌‍‌‌​‍‌‍‌ ​​‌‍​‌‌ ‌​‌‍‍​​ ‌‌ ​​‌‍​‌‌‍‌ ‌‍‌‌‌​​‍‌ ‌‌‌‍‍‌‌‍ ​‌‍‌​‌‍‌‌‌ ​‍​‍‌‌​ ‌‌‌​​‍‌‌ ‌‍‍ ‌‍‌‌‌ ‍‌​‍‌‌​ ​ ‌​‌​​‍‌‌​ ​ ‌​‌​​‍‌‌​ ​‍​ ​‍‌‍‌​‌‍‌‌​ ​​​ ​ ​ ​​‌‍‌‍‌‍​‌​ ​​‌‍​‍‌‍​‌‌‍​‍‌‍​‍​‍‌‌​ ​‍​ ​‍​‍‌‌​ ‌‌‌​‌​​‍ ‍‌‍​ ‌‍ ‌‍ ‍‌ ‌​‌‍‌‌‌‍ ‍‌ ‌​​‍‌‌​ ‌‌‌​​‍‌‌ ‌‍‍ ‌‍‌‌‌ ‍‌​‍‌‌​ ​ ‌​‌​​‍‌‌​ ​ ‌​‌​​‍‌‌​ ​‍​ ​‍‌‍‌‍​ ‍​‌‍‌‍​ ‍‌​ ‌‍​ ‌​‌‍​ ‌‍​‌‌‍​ ‌‍​‌​ ‌‌​ ‍‌​‍‌‌​ ​‍​ ​‍​‍‌‌​ ‌‌‌​‌​​‍ ‍‌‍‌‌‌ ‍​‌‍​ ‌‍‌‌‌ ​‍‌ ​​‌ ‌​​‍‌‍‌ ​​‌‍‌‌‌ ​‍‌ ​ ‌ ​​‌‍‌‌‌‍​ ‌ ‌​‌‍‍‌‌ ‌‍‌‍‌‌​ ‌‌ ​​‌ ‌‌‌‍​‍‌‍ ​‌‍‍‌‌ ​ ‌‍‍​‌‍‌‌‌‍‌​​‍​‍‌ ‌
View map​​​​‌ ‍ ​‍​‍‌‍ ‌ ​‍‌‍‍‌‌‍‌ ‌‍‍‌‌‍ ‍​‍​‍​ ‍‍​‍​‍‌ ​ ‌‍​‌‌‍ ‍‌‍‍‌‌ ‌​‌ ‍‌​‍ ‍‌‍‍‌‌‍ ​‍​‍​‍ ​​‍​‍‌‍‍​‌ ​‍‌‍‌‌‌‍‌‍​‍​‍​ ‍‍​‍​‍‌‍‍​‌ ‌​‌ ‌​‌ ​​‌ ​ ​ ‍‍​‍ ​‍ ‌‍ ​​‍ ‌‌‍​‌‌‍ ‍‌‍‌​​‍ ‌‌ ​‍​‍ ‌‌‍‍​‌‍ ‌ ‌​‌‍‌‌‌‍ ​‌ ​ ​‍ ‌‌ ​ ‌ ‌​‌ ‌‌‌‍‌​‌‍‍‌‌‍ ​‍ ‍‌ ‌‍‌‍‌‌‌ ​‍‌‍​ ‌‍‌‌‌‍ ​​‍ ‍‌‍​‌‌ ​​‌ ​​​‍ ‌‍‍‌‌‍ ‍‌ ‌​‌‍‌‌‌‍ ‍‌ ‌​​‍ ‌‍‌‌‌‍‌​‌‍‍‌‌ ‌​​‍ ‌‍ ‌‌‍ ‌‍‌​‌‍‌‌​ ‌‌ ​​‌ ​‍‌‍‌‌‌ ​ ‌‍‌‌‌‍ ‍‌ ‌​‌‍​‌‌ ‌​‌‍‍‌‌‍ ‌‍ ‍​ ‍ ‌‍‍‌‌‍‌​​ ‌​ ‌‌​ ‌ ​ ‌​​ ‍‌‌‍​ ‌‍‌‌‌‍​‍​ ‌ ​‍ ‌​ ​​​ ‍‌‌‍‌‍‌‍​ ​‍ ‌​ ‌​​ ​‍​ ‌‌​ ‌​​‍ ‌‌‍​‌​ ‌​​ ​ ​ ​‍​‍ ‌​ ‌​​ ​​​ ‌‌​ ‌‍‌‍​ ​ ‌ ​ ‌‌​ ‌ ‌‍​‌​ ‌‌‌‍​‌​ ‌ ​ ‍ ‌ ‌​‌ ‍‌‌ ​​‌‍‌‌​ ‌‌‍‍​‌‍ ‌ ‌​‌‍‌‌‌‍ ​‌‌​ ‌‍‍‌‌ ‌​‌‍‌‌‌‌​​‌‍​‌‌‍‌ ‌‍‌‌​ ‍ ‌ ​​‌‍​‌‌ ‌​‌‍‍​​ ‌‌ ​​‌‍​‌‌‍‌ ‌‍‌‌‌​​‍‌ ‌‌‌‍‍‌‌‍ ​‌‍‌​‌‍‌‌‌ ​‍​‍‌‌​ ‌‌‌​​‍‌‌ ‌‍‍ ‌‍‌‌‌ ‍‌​‍‌‌​ ​ ‌​‌​​‍‌‌​ ​ ‌​‌​​‍‌‌​ ​‍​ ​‍‌‍‌​‌‍‌‌​ ​​​ ​ ​ ​​‌‍‌‍‌‍​‌​ ​​‌‍​‍‌‍​‌‌‍​‍‌‍​‍​‍‌‌​ ​‍​ ​‍​‍‌‌​ ‌‌‌​‌​​‍ ‍‌‍​ ‌‍ ‌‍ ‍‌ ‌​‌‍‌‌‌‍ ‍‌ ‌​​‍‌‌​ ‌‌‌​​‍‌‌ ‌‍‍ ‌‍‌‌‌ ‍‌​‍‌‌​ ​ ‌​‌​​‍‌‌​ ​ ‌​‌​​‍‌‌​ ​‍​ ​‍‌‍‌‍​ ‍​‌‍‌‍​ ‍‌​ ‌‍​ ‌​‌‍​ ‌‍​‌‌‍​ ‌‍​‌​ ‌‌​ ‍‌​‍‌‌​ ​‍​ ​‍​‍‌‌​ ‌‌‌​‌​​‍ ‍‌ ​ ‌‍‌‌‌‍​ ‌‍ ‌‍ ‍‌‍‌​‌‍​‌‌ ​‍‌ ‍‌‌​​ ‌ ‌​‌‍​‌​‍ ‍‌‍ ​‌‍​‌‌‍​‍‌‍‌‌‌‍ ​​ ‌‍​‍‌‍​‌‌ ​ ‌‍‌‌‌‌‌‌‌ ​‍‌‍ ​​ ‌‌‍‍​‌ ‌​‌ ‌​‌ ​​‌ ​ ​‍‌‌​ ​ ‌​​‌​‍‌‌​ ​‍‌​‌‍​‍‌‌​ ​‍‌​‌‍‌‍ ​​‍ ‌‌‍​‌‌‍ ‍‌‍‌​​‍ ‌‌ ​‍​‍ ‌‌‍‍​‌‍ ‌ ‌​‌‍‌‌‌‍ ​‌ ​ ​‍ ‌‌ ​ ‌ ‌​‌ ‌‌‌‍‌​‌‍‍‌‌‍ ​‍ ‍‌ ‌‍‌‍‌‌‌ ​‍‌‍​ ‌‍‌‌‌‍ ​​‍ ‍‌‍​‌‌ ​​‌ ​​​‍‌‍‌‍‍‌‌‍‌​​ ‌​ ‌‌​ ‌ ​ ‌​​ ‍‌‌‍​ ‌‍‌‌‌‍​‍​ ‌ ​‍ ‌​ ​​​ ‍‌‌‍‌‍‌‍​ ​‍ ‌​ ‌​​ ​‍​ ‌‌​ ‌​​‍ ‌‌‍​‌​ ‌​​ ​ ​ ​‍​‍ ‌​ ‌​​ ​​​ ‌‌​ ‌‍‌‍​ ​ ‌ ​ ‌‌​ ‌ ‌‍​‌​ ‌‌‌‍​‌​ ‌ ​‍‌‍‌ ‌​‌ ‍‌‌ ​​‌‍‌‌​ ‌‌‍‍​‌‍ ‌ ‌​‌‍‌‌‌‍ ​‌‌​ ‌‍‍‌‌ ‌​‌‍‌‌‌‌​​‌‍​‌‌‍‌ ‌‍‌‌​‍‌‍‌ ​​‌‍​‌‌ ‌​‌‍‍​​ ‌‌ ​​‌‍​‌‌‍‌ ‌‍‌‌‌​​‍‌ ‌‌‌‍‍‌‌‍ ​‌‍‌​‌‍‌‌‌ ​‍​‍‌‌​ ‌‌‌​​‍‌‌ ‌‍‍ ‌‍‌‌‌ ‍‌​‍‌‌​ ​ ‌​‌​​‍‌‌​ ​ ‌​‌​​‍‌‌​ ​‍​ ​‍‌‍‌​‌‍‌‌​ ​​​ ​ ​ ​​‌‍‌‍‌‍​‌​ ​​‌‍​‍‌‍​‌‌‍​‍‌‍​‍​‍‌‌​ ​‍​ ​‍​‍‌‌​ ‌‌‌​‌​​‍ ‍‌‍​ ‌‍ ‌‍ ‍‌ ‌​‌‍‌‌‌‍ ‍‌ ‌​​‍‌‌​ ‌‌‌​​‍‌‌ ‌‍‍ ‌‍‌‌‌ ‍‌​‍‌‌​ ​ ‌​‌​​‍‌‌​ ​ ‌​‌​​‍‌‌​ ​‍​ ​‍‌‍‌‍​ ‍​‌‍‌‍​ ‍‌​ ‌‍​ ‌​‌‍​ ‌‍​‌‌‍​ ‌‍​‌​ ‌‌​ ‍‌​‍‌‌​ ​‍​ ​‍​‍‌‌​ ‌‌‌​‌​​‍ ‍‌ ​ ‌‍‌‌‌‍​ ‌‍ ‌‍ ‍‌‍‌​‌‍​‌‌ ​‍‌ ‍‌‌​​ ‌ ‌​‌‍​‌​‍ ‍‌‍ ​‌‍​‌‌‍​‍‌‍‌‌‌‍ ​​‍‌‍‌ ​​‌‍‌‌‌ ​‍‌ ​ ‌ ​​‌‍‌‌‌‍​ ‌ ‌​‌‍‍‌‌ ‌‍‌‍‌‌​ ‌‌ ​​‌ ‌‌‌‍​‍‌‍ ​‌‍‍‌‌ ​ ‌‍‍​‌‍‌‌‌‍‌​​‍​‍‌ ‌